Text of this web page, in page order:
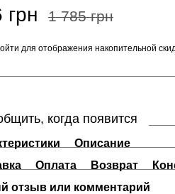
грн 1 785 грн
для отображения накопительной
когда появится
Описание
Оплата Возврат
отзыв или комментарий